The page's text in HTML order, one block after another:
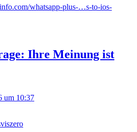
whatsapp-plus-…s-to-ios-
Ihre Meinung ist
um 10:37